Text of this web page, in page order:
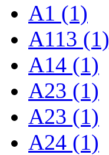
A1 (1)
A113 (1)
A14 (1)
A23 (1)
A23 (1)
A24 (1)